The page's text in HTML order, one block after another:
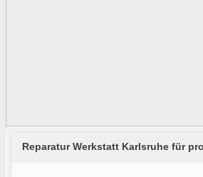
Reparatur Werkstatt Karlsruhe für